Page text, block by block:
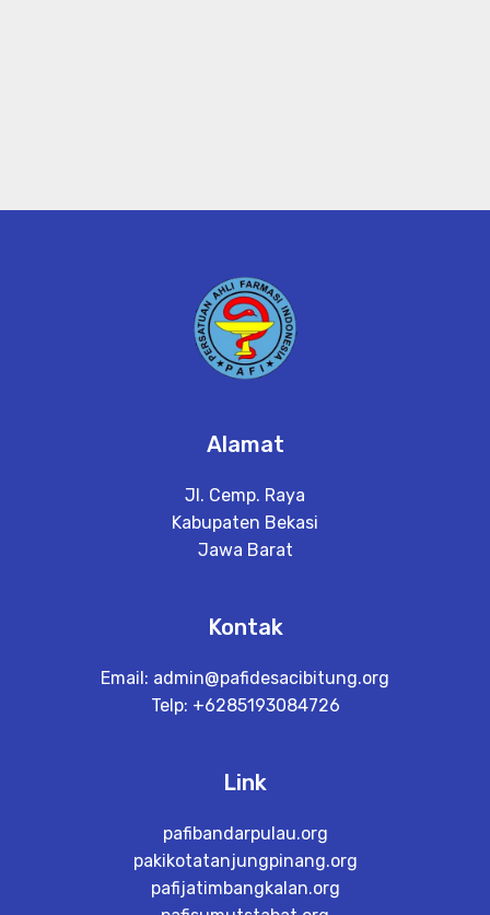
Alamat
Jl. Cemp. Raya
Kabupaten Bekasi
Jawa Barat
Kontak
Email: admin@pafidesacibitung.org
Telp: +6285193084726
Link
pafibandarpulau.org
pakikotatanjungpinang.org
pafijatimbangkalan.org